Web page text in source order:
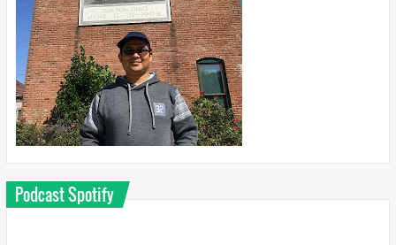
Podcast Spotify